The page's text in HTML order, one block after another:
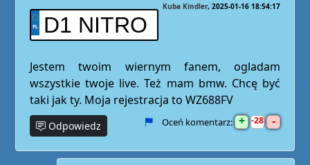
D1 NITRO
Kuba Kindler 2025-01-16 18:54:17
Jestem twoim wiernym fanem, ogladam
wszystkie twoje live. Też mam bmw. Chcę być
taki jak ty. Moja rejestracja to WZ688FV
Odpowiedz Oceń komentarz: + 28 -